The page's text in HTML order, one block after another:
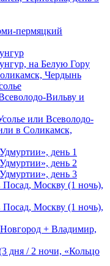
пермяцкий
на Белую Гору
Чердынь
Вильву и
или Всеволодо-
в Соликамск,
день 1
день 2
день 3
Посад, Москву (1 ночь),
Посад, Москву (1 ночь),
+ Владимир,
дня / 2 ночи, «Кольцо